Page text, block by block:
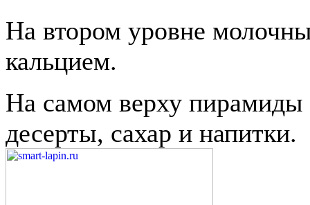
На втором уровне
кальцием.
На самом верху пирамиды
десерты, сахар и напитки.